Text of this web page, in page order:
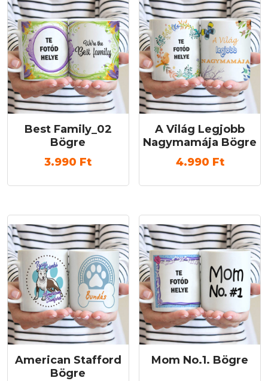
Best Family_02
Bögre
3.990 Ft
A Világ Legjobb
Nagymamája Bögre
4.990 Ft
American Stafford
Bögre
Mom No.1. Bögre